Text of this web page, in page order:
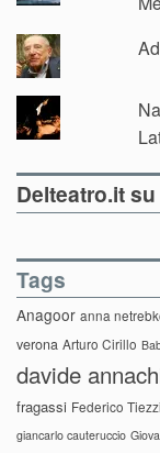
Delteatro.it
Tags
Anagoor anna
verona Arturo Cirillo
davide
fragassi Federico Tiezzi
giancarlo cauteruccio